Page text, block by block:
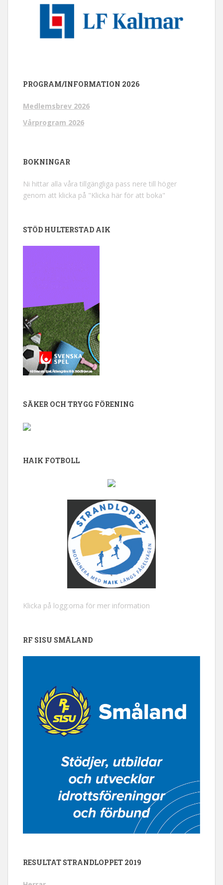
PROGRAM/INFORMATION 2026
Medlemsbrev 2026
Vårprogram 2026
BOKNINGAR
Ni hittar alla våra tillgängliga pass nere till höger
genom att klicka på "Klicka här för att boka"
STÖD HULTERSTAD AIK
SÄKER OCH TRYGG FÖRENING
HAIK FOTBOLL
Klicka på logg:orna för mer information
RF SISU SMÅLAND
RESULTAT STRANDLOPPET 2019